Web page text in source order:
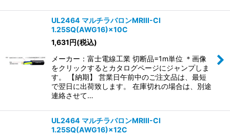
UL2464 マルチラバロンMRIII-CI
1.25SQ(AWG16)×10C
1,631円(税込)
メーカー：富士電線工業 切断品=1m単位 ＊画像
をクリックするとカタログページにジャンプしま
す。 【納期】 営業日午前中のご注文品は、最短
で翌日に出荷致します。 在庫切れの場合は、別途
連絡させて…
UL2464 マルチラバロンMRIII-CI
1.25SQ(AWG16)×12C